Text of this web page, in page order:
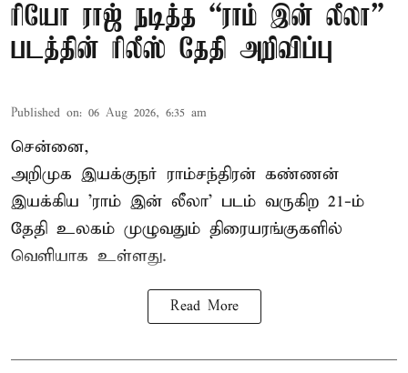
ரியோ ராஜ் நடித்த “ராம் இன் லீலா”
படத்தின் ரிலீஸ் தேதி அறிவிப்பு
Published on: 06 Aug 2026, 6:35 am
சென்னை,
அறிமுக இயக்குநர் ராம்சந்திரன் கண்ணன்
இயக்கிய 'ராம் இன் லீலா' படம் வருகிற 21-ம்
தேதி உலகம் முழுவதும் திரையரங்குகளில்
வெளியாக உள்ளது.
Read More